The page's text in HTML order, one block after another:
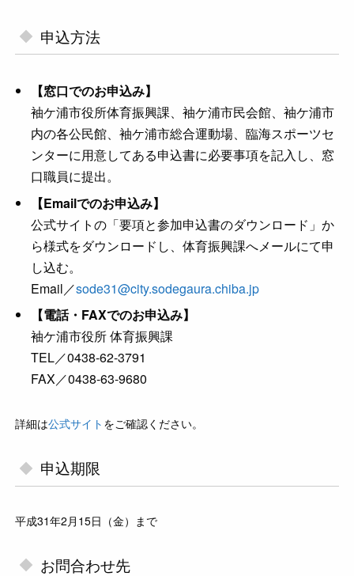
申込方法
【窓口でのお申込み】
袖ケ浦市役所体育振興課、袖ケ浦市民会館、袖ケ浦市
内の各公民館、袖ケ浦市総合運動場、臨海スポーツセ
ンターに用意してある申込書に必要事項を記入し、窓
口職員に提出。
【Emailでのお申込み】
公式サイトの「要項と参加申込書のダウンロード」か
ら様式をダウンロードし、体育振興課へメールにて申
し込む。
Email／sode31@city.sodegaura.chiba.jp
【電話・FAXでのお申込み】
袖ケ浦市役所 体育振興課
TEL／0438-62-3791
FAX／0438-63-9680
詳細は公式サイト をご確認ください。
申込期限
平成31年2月15日（金）まで
お問合わせ先